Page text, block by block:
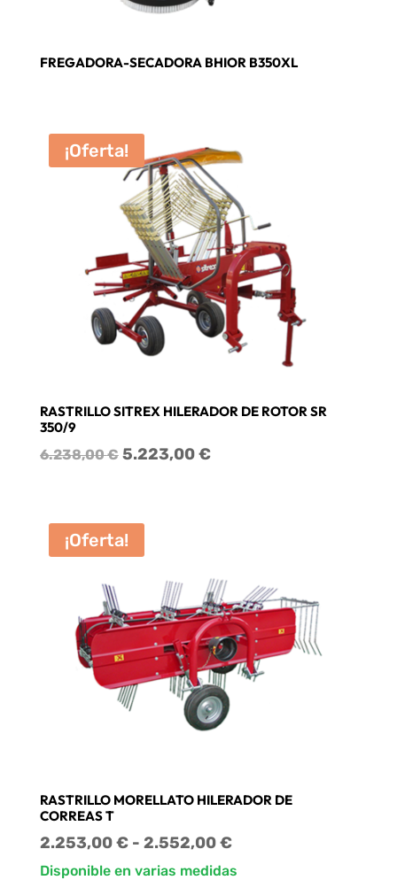
FREGADORA-SECADORA BHIOR B350XL
¡Oferta!
RASTRILLO SITREX HILERADOR DE ROTOR SR
350/9
6.238,00€ El
era:
6.238,00 €.
5.223,00€El
¡Oferta!
RASTRILLO MORELLATO HILERADOR DE
CORREAS T
2.253,00€ - 2.552,00€Rango
de
Disponible en varias medidas